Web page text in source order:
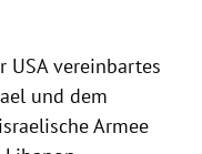
USA vereinbartes
und dem
Armee